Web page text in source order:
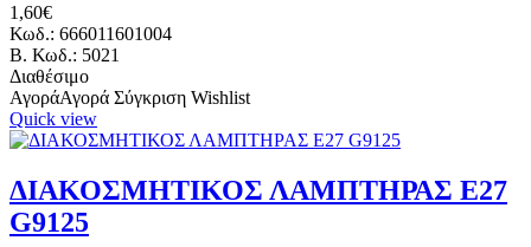
1,60€
Κωδ.: 666011601004
B. Κωδ.: 5021
Διαθέσιμο
ΑγοράΑγορά Σύγκριση Wishlist
Quick view
ΔΙΑΚΟΣΜΗΤΙΚΟΣ ΛΑΜΠΤΗΡΑΣ E27
G9125